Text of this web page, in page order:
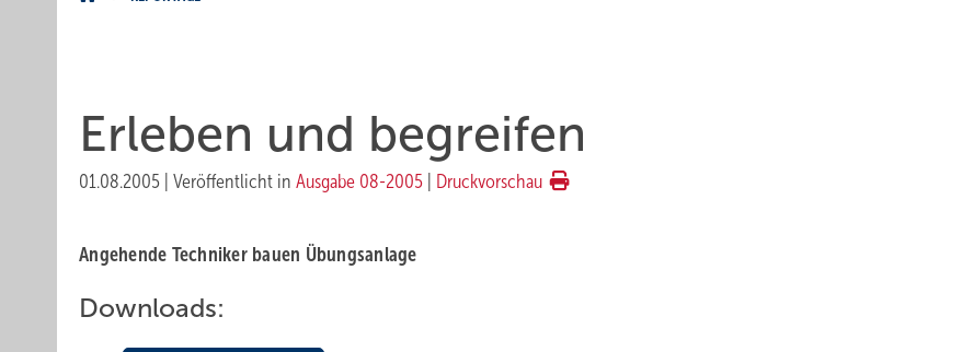
Erleben und begreifen
01.08.2005 Veröffentlicht in Ausgabe 08-2005 Druckvorschau
Angehende Techniker bauen Übungsanlage
Downloads: